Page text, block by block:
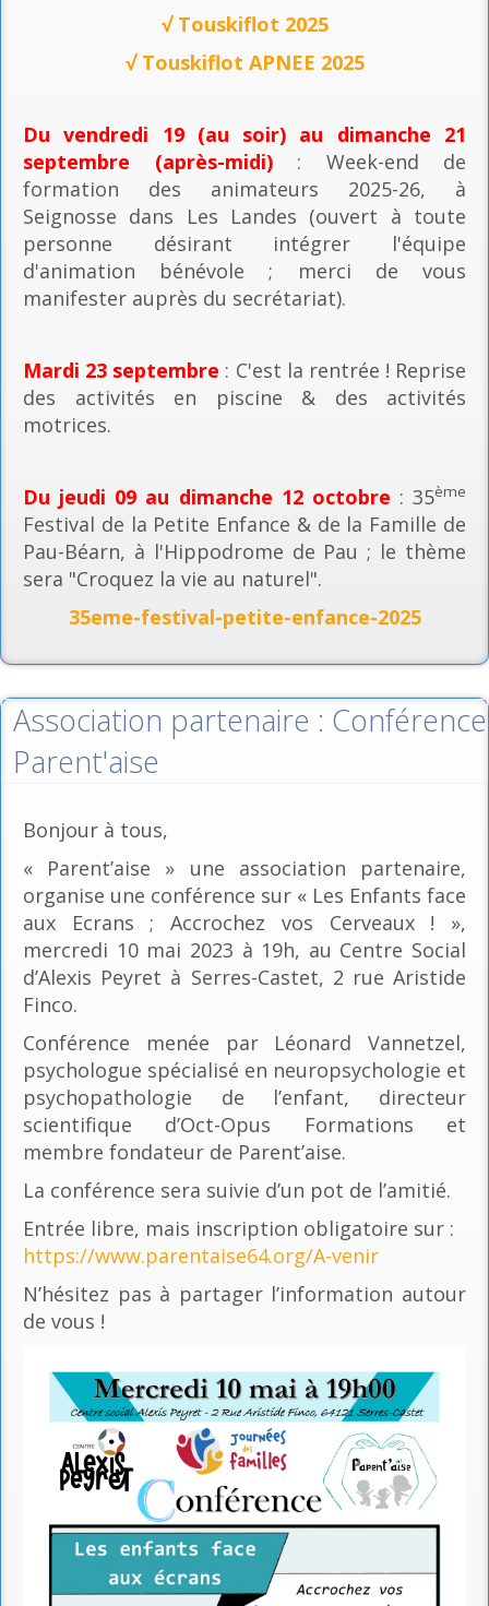
√ Touskiflot 2025
√ Touskiflot APNEE 2025
Du vendredi 19 (au soir) au dimanche 21
septembre (après-midi): Week-end de
formation des animateurs 2025-26, à
Seignosse dans Les Landes (ouvert à toute
personne désirant intégrer l'équipe
d'animation bénévole ; merci de vous
manifester auprès du secrétariat).
Mardi 23 septembre : C'est la rentrée ! Reprise
des activités en piscine & des activités
motrices.
Du jeudi 09 au dimanche 12 octobre : 35ème
Festival de la Petite Enfance & de la Famille de
Pau-Béarn, à l'Hippodrome de Pau ; le thème
sera "Croquez la vie au naturel".
35eme-festival-petite-enfance-2025
Association partenaire : Conférence
Parent'aise
Bonjour à tous,
« Parent’aise » une association partenaire,
organise une conférence sur « Les Enfants face
aux Ecrans ; Accrochez vos Cerveaux ! »,
mercredi 10 mai 2023 à 19h, au Centre Social
d’Alexis Peyret à Serres-Castet, 2 rue Aristide
Finco.
Conférence menée par Léonard Vannetzel,
psychologue spécialisé en neuropsychologie et
psychopathologie de l’enfant, directeur
scientifique d’Oct-Opus Formations et
membre fondateur de Parent’aise.
La conférence sera suivie d’un pot de l’amitié.
Entrée libre, mais inscription obligatoire sur :
https://www.parentaise64.org/A-venir
N’hésitez pas à partager l’information autour
de vous !